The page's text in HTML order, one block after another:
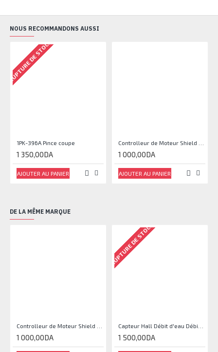
NOUS RECOMMANDONS AUSSI
RUPTURE DE STOCK
1PK-396A Pince coupe
1 350,00DA
AJOUTER AU PANIER
1 000,00DA
AJOUTER AU PANIER
DE LA MÊME MARQUE
1 000,00DA
RUPTURE DE STOCK
1 500,00DA